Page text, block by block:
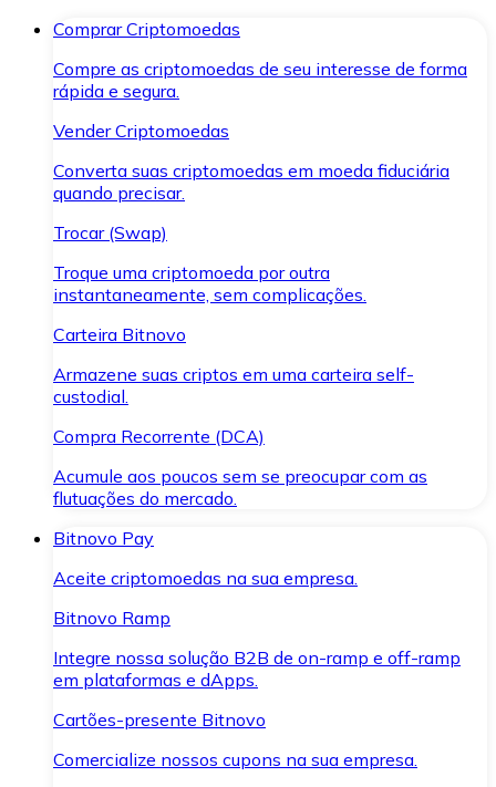
Comprar Criptomoedas
Compre as criptomoedas de seu interesse de forma
rápida e segura.
Vender Criptomoedas
Converta suas criptomoedas em moeda fiduciária
quando precisar.
Trocar (Swap)
Troque uma criptomoeda por outra
instantaneamente, sem complicações.
Carteira Bitnovo
Armazene suas criptos em uma carteira self-
custodial.
Compra Recorrente (DCA)
Acumule aos poucos sem se preocupar com as
flutuações do mercado.
Bitnovo Pay
Aceite criptomoedas na sua empresa.
Bitnovo Ramp
Integre nossa solução B2B de on-ramp e off-ramp
em plataformas e dApps.
Cartões-presente Bitnovo
Comercialize nossos cupons na sua empresa.